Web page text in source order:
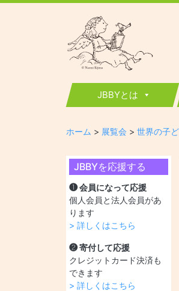
JBBY
日本国際児童図書評議会
JBBYとは
ホーム > 展覧会 > 世界の子
JBBYを応援する
❶ 会員になって応援
個人会員と法人会員があ
ります
> 詳しくはこちら
❷ 寄付して応援
クレジットカード決済も
できます
> 詳しくはこちら